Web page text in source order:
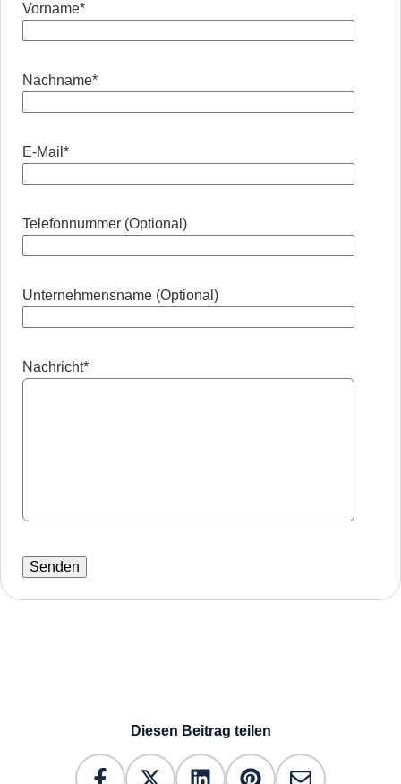
Vorname*
Nachname*
E-Mail *
Telefonnummer (Optional)
Unternehmensname (Optional)
Nachricht*
Diesen Beitrag teilen